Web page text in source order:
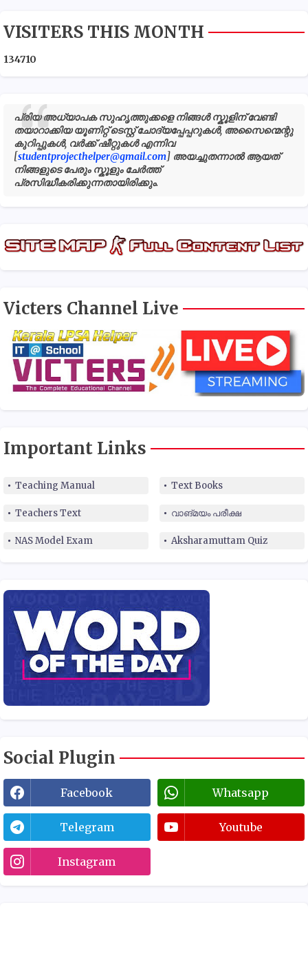
VISITERS THIS MONTH
134710
പ്രിയ അധ്യാപക സുഹൃത്തുക്കളെ നിങ്ങൾ സ്കൂളിന് വേണ്ടി
തയാറാക്കിയ യൂണിറ്റ് ടെസ്റ്റ് ചോദ്യപ്പേപ്പറുകൾ, അസൈന്മെന്റു
കുറിപ്പുകൾ, വർക്ക് ഷീറ്റുകൾ എന്നിവ
[studentprojecthelper@gmail.com] അയച്ചുതന്നാൽ ആയത്
നിങ്ങളുടെ പേരും സ്കൂളും ചേർത്ത്
പ്രസിദ്ധീകരിക്കുന്നതായിരിക്കും.
Victers Channel Live
Important Links
Teaching Manual Text Books
Teachers Text വാങ്മയം പരീക്ഷ
NAS Model Exam Aksharamuttam Quiz
Social Plugin
Facebook Whatsapp
Telegram Youtube
Instagram